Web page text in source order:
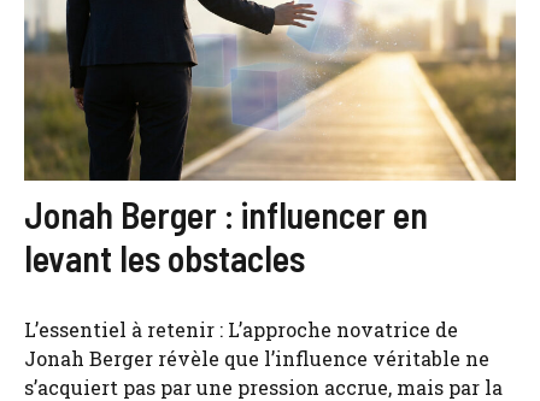
Jonah Berger : influencer en
levant les obstacles
L’essentiel à retenir : L’approche novatrice de
Jonah Berger révèle que l’influence véritable ne
s’acquiert pas par une pression accrue, mais par la